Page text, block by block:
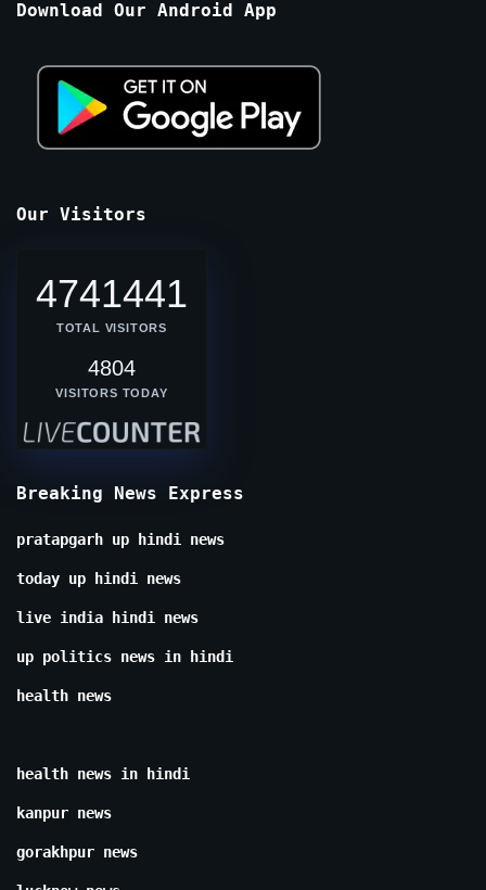
Download Our Android App
Our Visitors
4741441
TOTAL VISITORS
4804
VISITORS TODAY
Breaking News Express
pratapgarh up hindi news
today up hindi news
live india hindi news
up politics news in hindi
health news
health news in hindi
kanpur news
gorakhpur news